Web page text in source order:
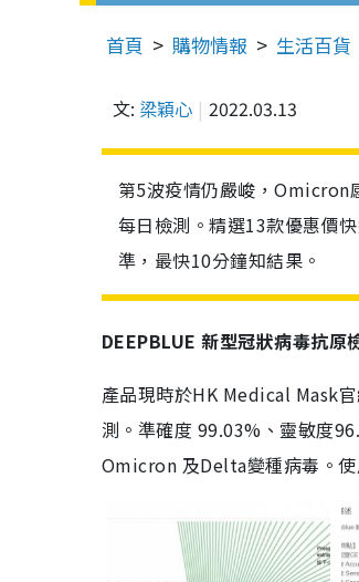
首頁 購物情報 生活百貨
文: 梁穎心 2022.03.13
第5波疫情仍嚴峻，Omicron
每日檢測。精選13款優惠價
準，最快10分鐘知結果。
DEEPBLUE 新型冠狀病毒抗原
產品現時於HK Medical Mask
測。準確度 99.03%、靈敏度
Omicron 及Delta變種病毒。使